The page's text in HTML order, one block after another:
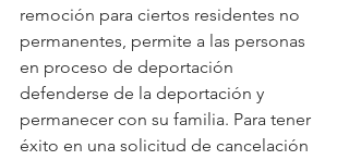
remoción para ciertos residentes no
permanentes, permite a las personas
en proceso de deportación
defenderse de la deportación y
permanecer con su familia. Para tener
éxito en una solicitud de cancelación